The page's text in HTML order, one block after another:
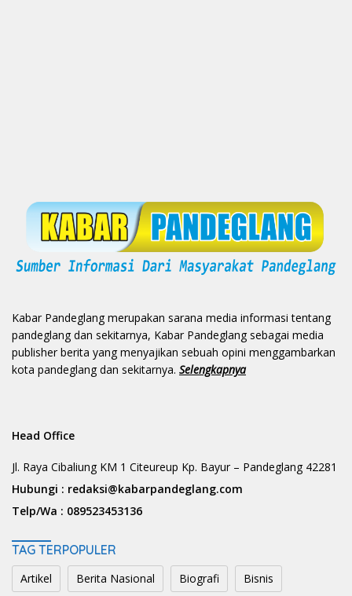
Kabar Pandeglang merupakan sarana media informasi tentang
pandeglang dan sekitarnya, Kabar Pandeglang sebagai media
publisher berita yang menyajikan sebuah opini menggambarkan
kota pandeglang dan sekitarnya. Selengkapnya
Head Office
Jl. Raya Cibaliung KM 1 Citeureup Kp. Bayur – Pandeglang 42281
Hubungi : redaksi@kabarpandeglang.com
Telp/Wa : 089523453136
TAG TERPOPULER
Artikel Berita Nasional Biografi Bisnis